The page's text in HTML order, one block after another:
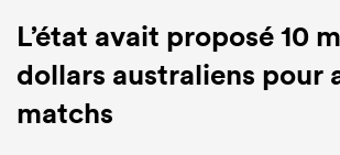
L’état avait proposé 10
dollars australiens pour
matchs